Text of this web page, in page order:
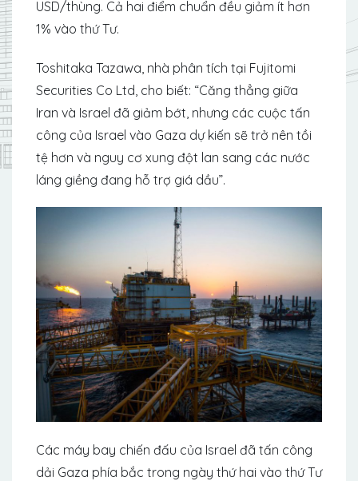
USD/thùng. Cả hai điểm chuẩn đều giảm ít hơn
1% vào thứ Tư.
Toshitaka Tazawa, nhà phân tích tại Fujitomi
Securities Co Ltd, cho biết: “Căng thẳng giữa
Iran và Israel đã giảm bớt, nhưng các cuộc tấn
công của Israel vào Gaza dự kiến ​​sẽ trở nên tồi
tệ hơn và nguy cơ xung đột lan sang các nước
láng giềng đang hỗ trợ giá dầu”.
Các máy bay chiến đấu của Israel đã tấn công
dải Gaza phía bắc trong ngày thứ hai vào thứ Tư